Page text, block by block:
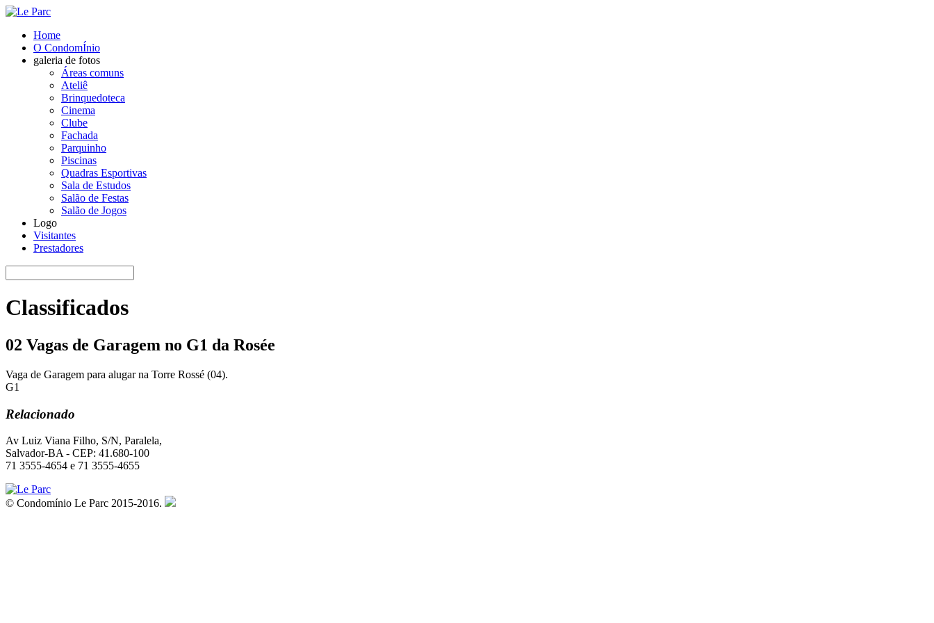
Home
O CondomÍnio
galeria de fotos
Áreas comuns
Ateliê
Brinquedoteca
Cinema
Clube
Fachada
Parquinho
Piscinas
Quadras Esportivas
Sala de Estudos
Salão de Festas
Salão de Jogos
Logo
Visitantes
Prestadores
Classificados
02 Vagas de Garagem no G1 da Rosée
Vaga de Garagem para alugar na Torre Rossé (04).
G1
Relacionado
Av Luiz Viana Filho, S/N, Paralela,
Salvador-BA - CEP: 41.680-100
71 3555-4654 e 71 3555-4655
© Condomínio Le Parc 2015-2016.